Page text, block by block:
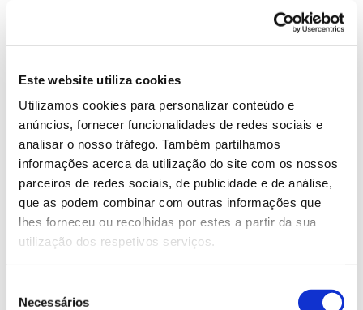
Este website utiliza cookies
Utilizamos cookies para personalizar conteúdo e
anúncios, fornecer funcionalidades de redes sociais e
analisar o nosso tráfego. Também partilhamos
informações acerca da utilização do site com os nossos
parceiros de redes sociais, de publicidade e de análise,
que as podem combinar com outras informações que
lhes forneceu ou recolhidas por estes a partir da sua
utilização dos respetivos serviços.
Necessários
zona, tais como o antigo Sanatório do Barro, a
de €3. É aconselhado o uso de calçado de
caminhada. Para mais informações e inscrições
contacte através do
telefone
969 841 310 ou pelo e-
mail
info@ampctv.com .
Saiba mais sobre este percurso
13.07.2026
Genoma do priolo e de outras espécies em risco:
conhecer para conservar